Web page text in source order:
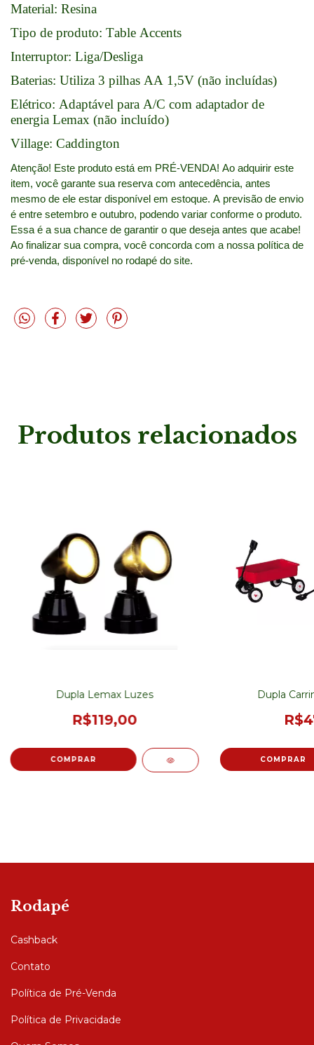
Material: Resina
Tipo de produto: Table Accents
Interruptor: Liga/Desliga
Baterias: Utiliza 3 pilhas AA 1,5V (não incluídas)
Elétrico: Adaptável para A/C com adaptador de
energia Lemax (não incluído)
Village: Caddington
Atenção! Este produto está em PRÉ-VENDA! Ao adquirir este
item, você garante sua reserva com antecedência, antes
mesmo de ele estar disponível em estoque. A previsão de envio
é entre setembro e outubro, podendo variar conforme o produto.
Essa é a sua chance de garantir o que deseja antes que acabe!
Ao finalizar sua compra, você concorda com a nossa política de
pré-venda, disponível no rodapé do site.
Produtos relacionados
Dupla Lemax Luzes
R$119,00
Dupla
Rodapé
Cashback
Contato
Política de Pré-Venda
Política de Privacidade